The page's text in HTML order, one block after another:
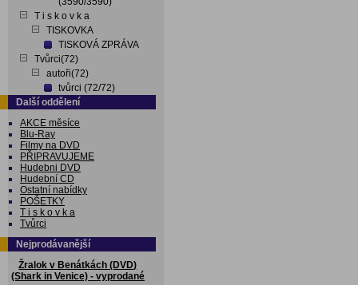
T i s k o v k a
TISKOVKA
TISKOVÁ ZPRÁVA
Tvůrci(72)
autoři(72)
tvůrci (72/72)
Další oddělení
AKCE měsíce
Blu-Ray
Filmy na DVD
PŘIPRAVUJEME
Hudebni DVD
Hudební CD
Ostatní nabídky
POŠETKY
T i s k o v k a
Tvůrci
Nejprodávanější
Žralok v Benátkách (DVD)
(Shark in Venice) - vyprodané